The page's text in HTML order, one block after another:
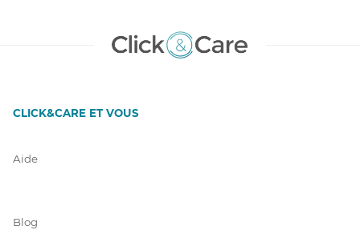
CLICK&CARE ET VOUS
Aide
Blog